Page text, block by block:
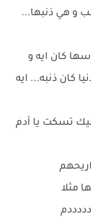
و هي ذنبها...
كان ايه و
كان ذنبه... ايه
تسكت يا آدم
مثلا